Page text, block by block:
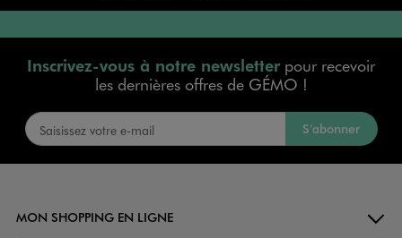
Inscrivez-vous à notre newsletterpour recevoir
les dernières offres de GÉMO !
S’abonner
MON SHOPPING EN LIGNE